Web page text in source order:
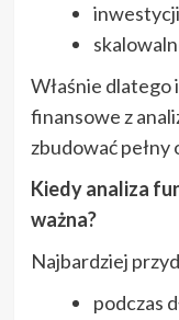
Właśnie dlatego
finansowe z
zbudować pełny
Kiedy analiza
ważna?
Najbardziej
podczas